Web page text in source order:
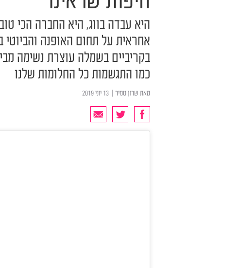
היא עבדה בווג, היא החברה הכי
אחראית על תחום האופנה
בקריביים בשמלה עוצרת נשימה
כמו התגשמות כל החלומות שלנו
מאת שרון טמיר